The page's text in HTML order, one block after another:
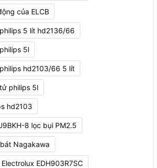
của ELCB
5 lít hd2136/66
5l
hd2103/66 5 lít
philips 5l
hd2103
8 lọc bụi PM2.5
Nagakawa
EDH903R7SC